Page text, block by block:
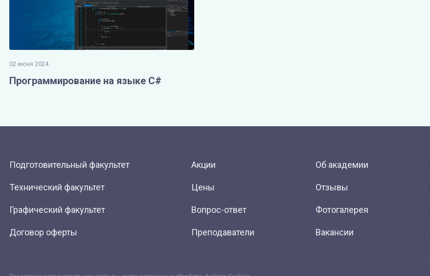
02 июня 2024
Программирование на языке С#
Подготовительный факультет
Технический факультет
Графический факультет
Договор оферты
Акции
Цены
Вопрос-ответ
Преподаватели
Об академии
Отзывы
Фотогалерея
Вакансии